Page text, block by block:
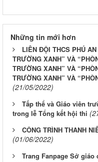
Những tin mới hơn
LIÊN ĐỘI THCS PHÚ
TRƯỜNG XANH” VÀ
TRƯỜNG XANH” VÀ
TRƯỜNG XANH” VÀ
(21/05/2022)
Tấp thể và Giáo viên
trong lễ Tổng kết hội thi
CÔNG TRÌNH THANH
(01/06/2022)
Trang Fanpage Sở